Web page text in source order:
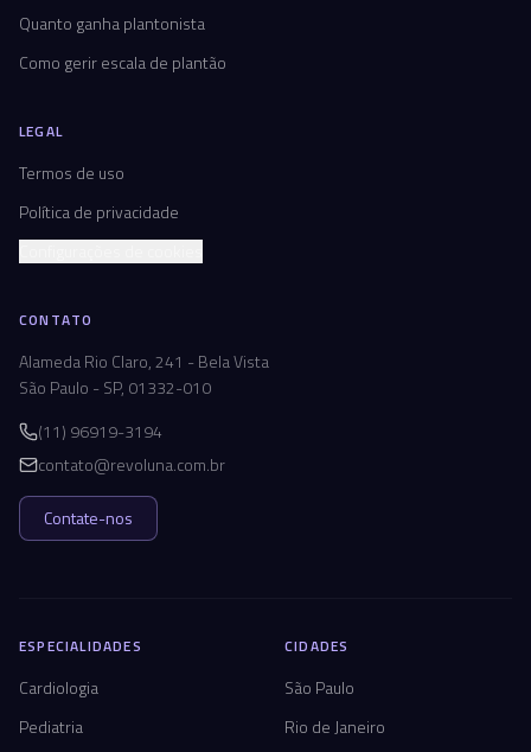
Quanto ganha plantonista
Como gerir escala de plantão
LEGAL
Termos de uso
Política de privacidade
CONTATO
Alameda Rio Claro, 241 - Bela Vista
São Paulo - SP, 01332-010
(11) 96919-3194
contato@revoluna.com.br
Contate-nos
ESPECIALIDADES
Cardiologia
Pediatria
CIDADES
São Paulo
Rio de Janeiro